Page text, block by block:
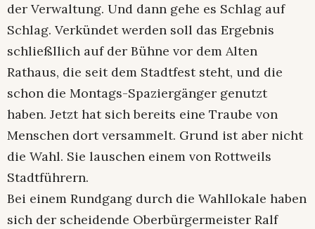
der Verwaltung. Und dann gehe es Schlag auf
Schlag. Verkündet werden soll das Ergebnis
schließllich auf der Bühne vor dem Alten
Rathaus, die seit dem Stadtfest steht, und die
schon die Montags-Spaziergänger genutzt
haben. Jetzt hat sich bereits eine Traube von
Menschen dort versammelt. Grund ist aber nicht
die Wahl. Sie lauschen einem von Rottweils
Stadtführern.
Bei einem Rundgang durch die Wahllokale haben
sich der scheidende Oberbürgermeister Ralf